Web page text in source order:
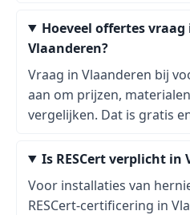
Hoeveel offertes
Vlaanderen?
Vraag in Vlaanderen bij
aan om prijzen,
vergelijken. Dat is gratis
Is RESCert verplicht in
Voor installaties van
RESCert-certificering in